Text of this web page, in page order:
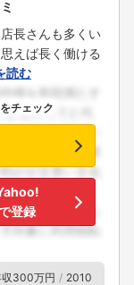
か？
長さんも多くい
えば長く働ける
読む
チェック
登録
収300万円
2010